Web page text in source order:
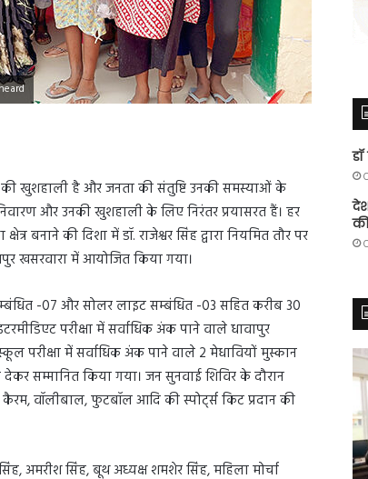
की खुशहाली है और जनता की संतुष्टि उनकी समस्याओं के
और उनकी खुशहाली के लिए निरंतर प्रयासरत हैं। हर
बनाने की दिशा में डॉ. राजेश्वर सिंह द्वारा नियमित तौर पर
खसरवारा में आयोजित किया गया।
सम्बंधित -07 और सोलर लाइट सम्बंधित -03 सहित करीब 30
परीक्षा में सर्वाधिक अंक पाने वाले धावापुर
परीक्षा में सर्वाधिक अंक पाने वाले 2 मेधावियों मुस्कान
सम्मानित किया गया। जन सुनवाई शिविर के दौरान
वॉलीबाल, फुटबॉल आदि की स्पोर्ट्स किट प्रदान की
अमरीश सिंह, बूथ अध्यक्ष शमशेर सिंह, महिला मोर्चा